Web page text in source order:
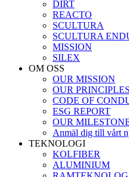
DIRT
REACTO
SCULTURA
SCULTURA
MISSION
SILEX
OM OSS
OUR MISSION
OUR PRINCIPLES
CODE OF
ESG REPORT
OUR
Anmäl dig till vårt
TEKNOLOGI
KOLFIBER
ALUMINIUM